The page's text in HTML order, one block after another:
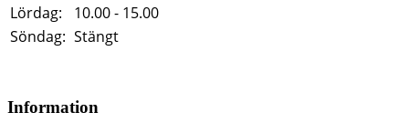
Lördag:
10.00 - 15.00
Söndag: Stängt
Information